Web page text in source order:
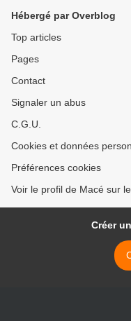
Hébergé par Overblog
Top articles
Pages
Contact
Signaler un abus
C.G.U.
Cookies et données
Préférences cookies
Voir le profil de Macé sur
Créer